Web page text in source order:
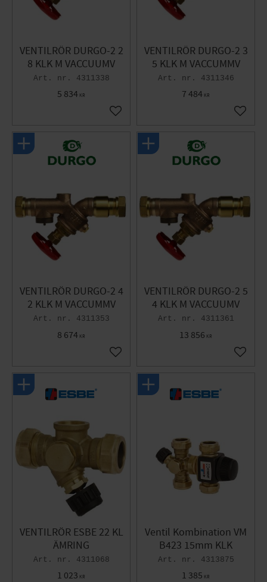
VENTILRÖR DURGO-2 2
8 KLK M VACCUUMV
4311338
5 834 KR
Gem som favorit
VENTILRÖR DURGO-2 3
5 KLK M VACCUMMV
4311346
7 484 KR
Gem
VENTILRÖR DURGO-2 4
2 KLK M VACCUMMV
4311353
8 674 KR
Gem som favorit
VENTILRÖR DURGO-2 5
4 KLK M VACCUUMV
4311361
13 856 KR
Gem
VENTILRÖR ESBE 22 KL
ÄMRING
4311068
1 023 KR
Ventil Kombination VM
B423 15mm KLK
4313875
1 385 KR